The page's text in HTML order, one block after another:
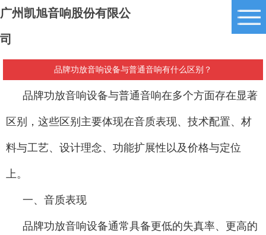
广州凯旭音响股份有限公
司
品牌功放音响设备与普通音响有什么区别？
品牌功放音响设备与普通音响在多个方面存在显著
区别，这些区别主要体现在音质表现、技术配置、材
料与工艺、设计理念、功能扩展性以及价格与定位
上。
一、音质表现
品牌功放音响设备通常具备更低的失真率、更高的